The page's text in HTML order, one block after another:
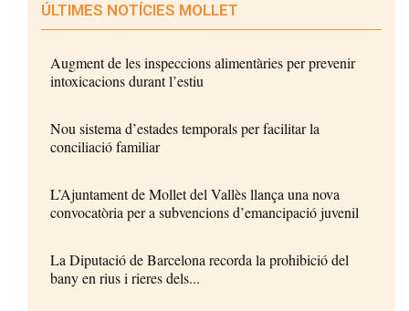
ÚLTIMES NOTÍCIES MOLLET
Augment de les inspeccions alimentàries per prevenir
intoxicacions durant l’estiu
Nou sistema d’estades temporals per facilitar la
conciliació familiar
L’Ajuntament de Mollet del Vallès llança una nova
convocatòria per a subvencions d’emancipació juvenil
La Diputació de Barcelona recorda la prohibició del
bany en rius i rieres dels...